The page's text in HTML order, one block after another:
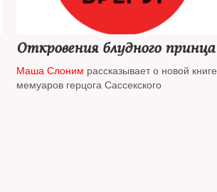
Откровения блудного принца
Маша Слоним рассказывает о новой книге
мемуаров герцога Сассекского